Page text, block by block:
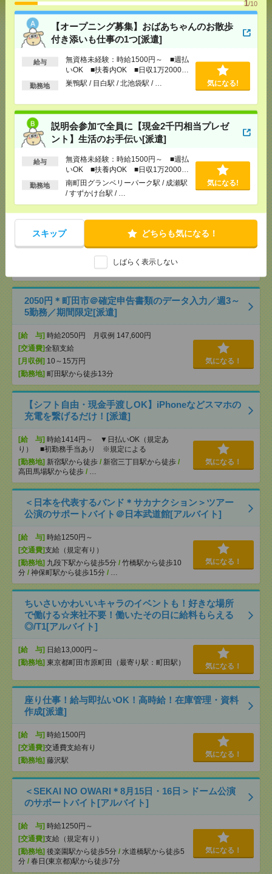
1/10
【オープニング募集】おばあちゃんのお散歩
付き添いも仕事の1つ[派遣]
給与
無資格未経験：時給1500円～ ■週払
いOK ■扶養内OK ■日収1万2000円
以上
勤務地 巣鴨駅 / 目白駅 / 北池袋駅 / … 気になる!
説明会参加で全員に【現金2千円相当プレゼ
ント】生活のお手伝い[派遣]
給与
無資格未経験：時給1500円～ ■週払
いOK ■扶養内OK ■日収1万2000円
以上
勤務地
南町田グランベリーパーク駅 / 成瀬駅
/ すずかけ台駅 / …
気になる!
スキップ どちらも気になる！
しばらく表示しない
[給 与]
無資格未経験：時給1500円～ ■週払い
OK ■扶養内OK ■日収1万2000円以上
[交通費]交通費全額支給
[勤務地]巣鴨駅/目白駅/北池袋駅/…
説明会参加で全員に【現金2千円相当プレゼント】生
[給 与]
無資格未経験：時給1500円～ ■週払い
OK ■扶養内OK ■日収1万2000円以上
[交通費]交通費全額支給
[勤務地]南町田グランベリーパーク駅/成瀬駅 /す
…
志望動機も履歴書も不要！日収1.2万円～＊未経験OK
の介護[派遣]
[給 与]無資格未経験：時給1500円～ ■週払い
OK ■扶養内OK ■日収1万2000円以上
交通費全額支給
多摩境駅 /
2050円＊町田市＠確定申告書類のデータ入力／週3～
5勤務／期間限定[派遣]
[給 与] 時給2050円 月収例 147,600円
[交通費]全額支給
[月収例] 10～15万円
[勤務地] 町田駅から徒歩13分
気になる！
【シフト自由・現金手渡しOK】iPhoneなどスマホの
充電を繋げるだけ！[派遣]
[給 与] 時給1414円～ ▼日払いOK（規定あ
り） ■初勤務手当あり ※規定による
[勤務地] 新宿駅から徒歩 / 新宿三丁目駅から徒歩 /
高田馬場駅から徒歩 / …
気になる！
＜日本を代表するバンド＊サカナクション＞ツアー
公演のサポートバイト＠日本武道館[アルバイト]
[給 与] 時給1250円～
[交通費]支給（規定有り）
[勤務地] 九段下駅から徒歩5分 / 竹橋駅から徒歩10
分 / 神保町駅から徒歩15分 / …
気になる！
ちいさいかわいいキャラのイベントも！好きな場所
で働ける☆来社不要！働いたその日に給料もらえる
◎/T1[アルバイト]
[給 与] 日給13,000円～
[勤務地] 東京都町田市原町田（最寄り駅：町田駅） 気になる！
座り仕事！給与即払いOK！高時給！在庫管理・資料
作成[派遣]
[給 与] 時給1500円
[交通費]交通費支給有り
[勤務地] 藤沢駅
気になる！
＜SEKAI NO OWARI＊8月15日・16日＞ドーム公演
のサポートバイト[アルバイト]
[給 与] 時給1250円～
[交通費]支給（規定有り）
[勤務地] 後楽園駅から徒歩5分 / 水道橋駅から徒歩5
分 / 春日(東京都)駅から徒歩7分
気になる！